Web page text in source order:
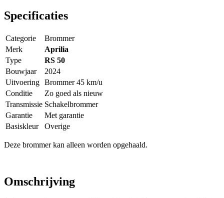
Specificaties
Categorie
Brommer
Merk
Aprilia
Type
RS 50
Bouwjaar
2024
Uitvoering Brommer 45 km/u
Conditie
Zo goed als nieuw
Transmissie Schakelbrommer
Garantie
Met garantie
Basiskleur
Overige
Deze brommer kan alleen worden opgehaald.
Omschrijving